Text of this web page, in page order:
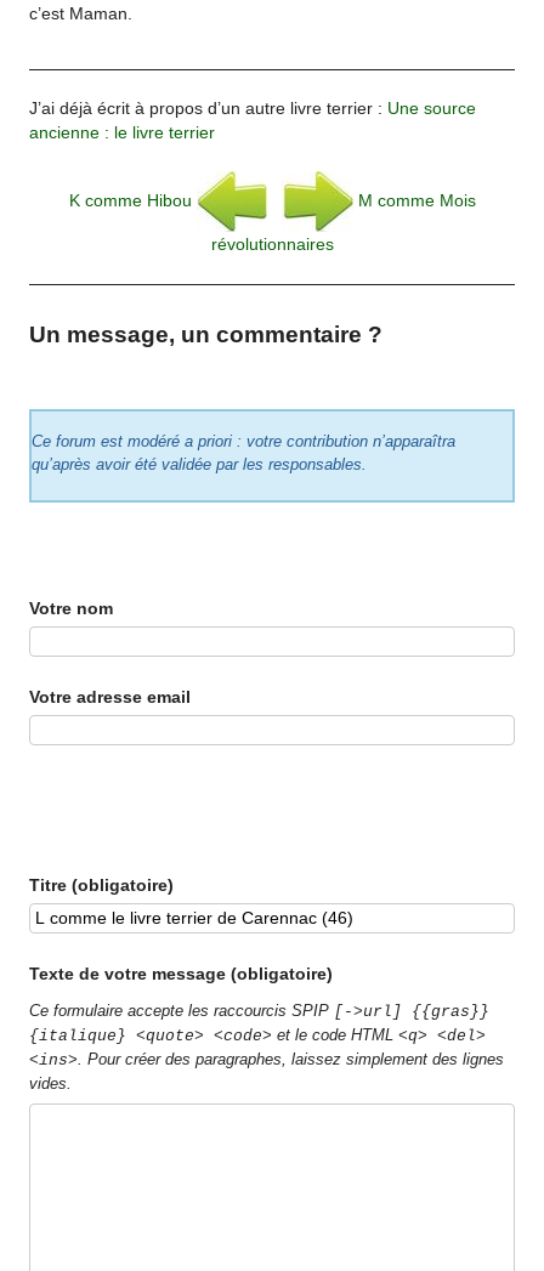
c’est Maman.
J’ai déjà écrit à propos d’un autre livre terrier : Une source
ancienne : le livre terrier
K comme Hibou M comme Mois
révolutionnaires
Un message, un commentaire ?
Ce forum est modéré a priori : votre contribution n’apparaîtra
qu’après avoir été validée par les responsables.
Votre nom
Votre adresse email
Titre (obligatoire)
Texte de votre message (obligatoire)
Ce formulaire accepte les raccourcis SPIP [->url] {{gras}}
{italique} <quote> <code> et le code HTML<q> <del>
<ins>. Pour créer des paragraphes, laissez simplement des lignes
vides.